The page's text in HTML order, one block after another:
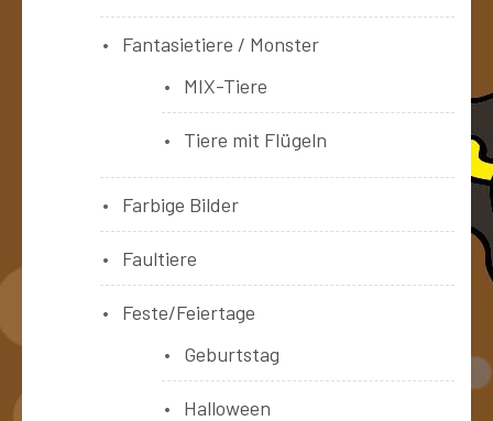
Fantasietiere / Monster
MIX-Tiere
Tiere mit Flügeln
Farbige Bilder
Faultiere
Feste/Feiertage
Geburtstag
Halloween